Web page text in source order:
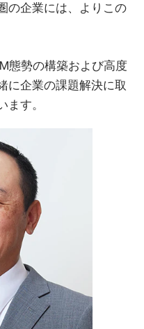
の企業には、よりこの
態勢の構築および高度
に企業の課題解決に取
ます。